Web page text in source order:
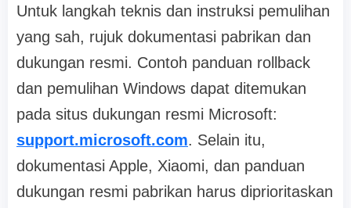
Untuk langkah teknis dan instruksi pemulihan
yang sah, rujuk dokumentasi pabrikan dan
dukungan resmi. Contoh panduan rollback
dan pemulihan Windows dapat ditemukan
pada situs dukungan resmi Microsoft:
support.microsoft.com. Selain itu,
dokumentasi Apple, Xiaomi, dan panduan
dukungan resmi pabrikan harus diprioritaskan